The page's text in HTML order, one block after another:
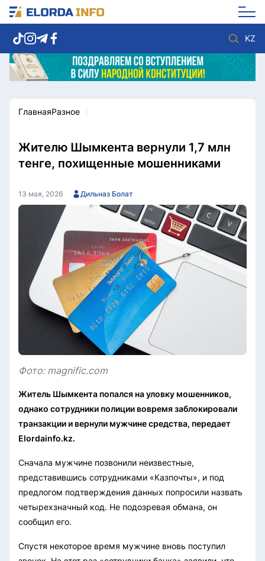
KZ
Новости столицы
Спорт
Культура
Видео
Мир
Этический кодекс
Служу стране
ГлавнаяРазное
Жителю Шымкента вернули 1,7 млн
тенге, похищенные мошенниками
13 мая, 2026 Дильназ Болат
Фото: magnific.com
Житель Шымкента попался на уловку мошенников,
однако сотрудники полиции вовремя заблокировали
транзакции и вернули мужчине средства, передает
Elordainfo.kz.
Сначала мужчине позвонили неизвестные,
представившись сотрудниками «Казпочты», и под
предлогом подтверждения данных попросили назвать
четырехзначный код. Не подозревая обмана, он
сообщил его.
Спустя некоторое время мужчине вновь поступил